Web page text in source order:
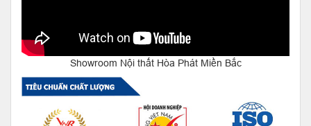
Showroom Nội thất Hòa Phát Miền Bắc